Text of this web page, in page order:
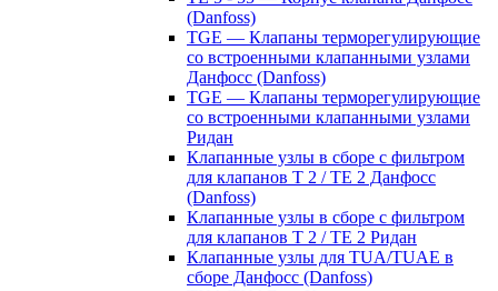
(Danfoss)
TGE — Клапаны терморегулирующие
со встроенными клапанными узлами
Данфосс (Danfoss)
TGE — Клапаны терморегулирующие
со встроенными клапанными узлами
Ридан
Клапанные узлы в сборе с фильтром
для клапанов T 2 / TE 2 Данфосс
(Danfoss)
Клапанные узлы в сборе с фильтром
для клапанов T 2 / TE 2 Ридан
Клапанные узлы для TUA/TUAE в
сборе Данфосс (Danfoss)